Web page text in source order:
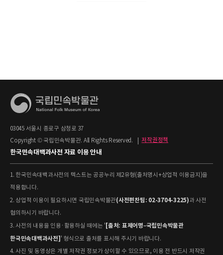
03045 서울시 종로구 삼청로 37
Copyright © 국립민속박물관. All Rights Reserved.
저작권정책
한국민속대백과사전 자료 이용 안내
1. 한국민속대백과사전의 텍스트는 공공누리 제2유형(출처명시+상업적 이용금지)을
적용합니다.
2. 상업적 이용이 필요하시면 국립민속박물관(사전편찬팀: 02-3704-3225)과 사전
협의하시기 바랍니다.
3. 사전의 내용을 인용·활용하실 때에는 '[출처: 표제어명–국립민속박물관
한국민속대백과사전]' 형식으로 출처를 표시해 주시기 바랍니다.
4. 사진 및 동영상은 개별 저작권 정보가 상이할 수 있으므로, 이용 전 반드시 저작권